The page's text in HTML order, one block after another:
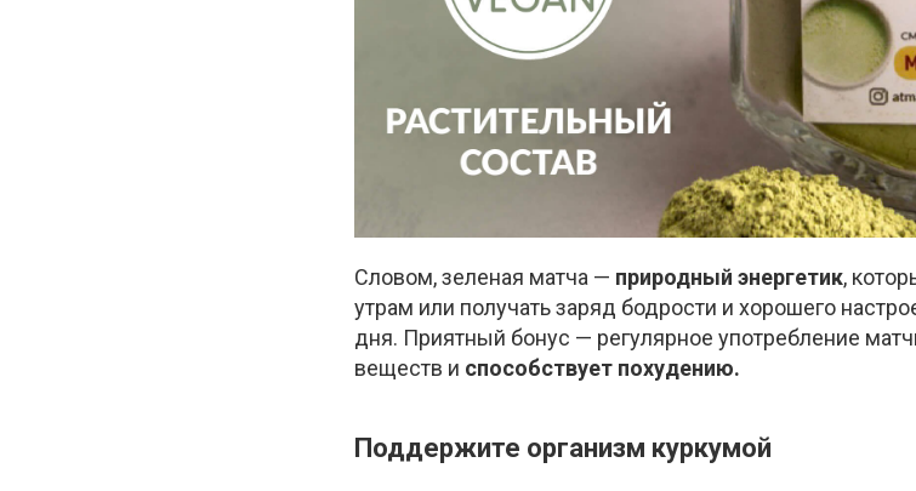
Словом, зеленая матча — природный энергетик,
утрам или получать заряд бодрости и хорошего
дня. Приятный бонус — регулярное употребление
веществ и способствует похудению.
Поддержите организм куркумой